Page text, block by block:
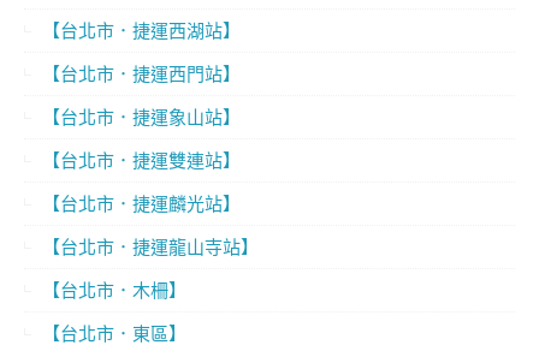
【台北市．捷運西湖站】
【台北市．捷運西門站】
【台北市．捷運象山站】
【台北市．捷運雙連站】
【台北市．捷運麟光站】
【台北市．捷運龍山寺站】
【台北市．木柵】
【台北市．東區】